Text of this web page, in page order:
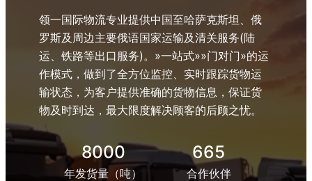
领一国际物流专业提供中国至哈萨克斯坦、俄
罗斯及周边主要俄语国家运输及清关服务(陆
运、铁路等出口服务)。»一站式»»门对门»的运
作模式，做到了全方位监控、实时跟踪货物运
输状态，为客户提供准确的货物信息，保证货
物及时到达，最大限度解决顾客的后顾之忧。
8000
年发货量（吨）
665
合作伙伴